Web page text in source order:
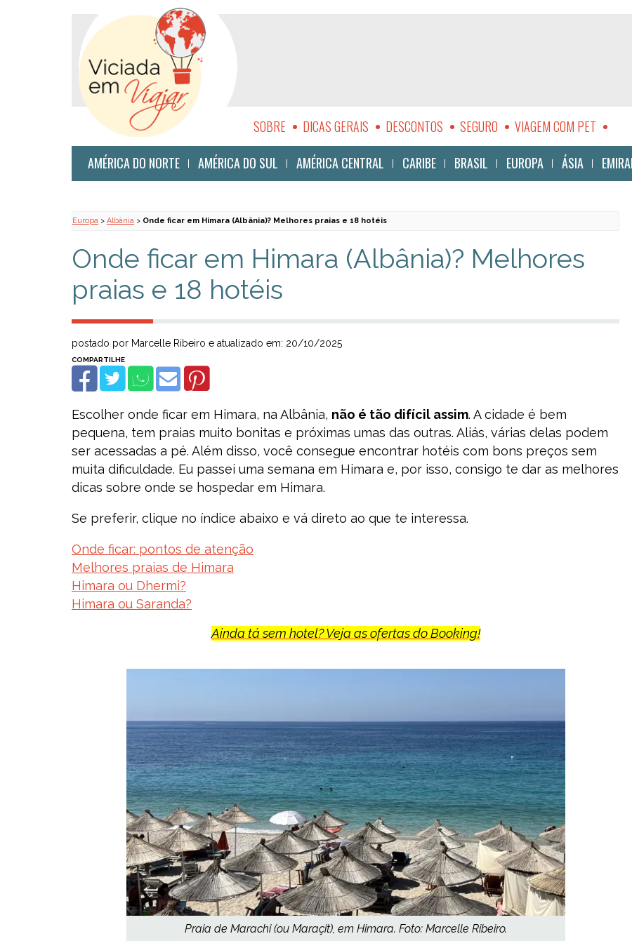
SOBRE DICAS GERAIS DESCONTOS SEGURO
VIAGEM COM PET
SUSTENTABILIDADE
AMÉRICA DO NORTE AMÉRICA DO SUL AMÉRICA CENTRAL CARIBE BRASIL EUROPA ÁSIA
Europa > Albânia > Onde ficar em Himara (Albânia)? Melhores praias e 18 hotéis
Onde ficar em Himara (Albânia)? Melhores
praias e 18 hotéis
postado por Marcelle Ribeiro e atualizado em: 20/10/2025
Escolher onde ficar em Himara, na Albânia, não é tão difícil assim. A cidade é bem
pequena, tem praias muito bonitas e próximas umas das outras. Aliás, várias delas podem
ser acessadas a pé. Além disso, você consegue encontrar hotéis com bons preços sem
muita dificuldade. Eu passei uma semana em Himara e, por isso, consigo te dar as melhores
dicas sobre onde se hospedar em Himara.
Se preferir, clique no índice abaixo e vá direto ao que te interessa.
Onde ficar: pontos de atenção
Melhores praias de Himara
Himara ou Dhermi?
Himara ou Saranda?
Ainda tá sem hotel? Veja as ofertas do Booking!
Praia de Marachi (ou Maraçit), em Himara. Foto: Marcelle Ribeiro.